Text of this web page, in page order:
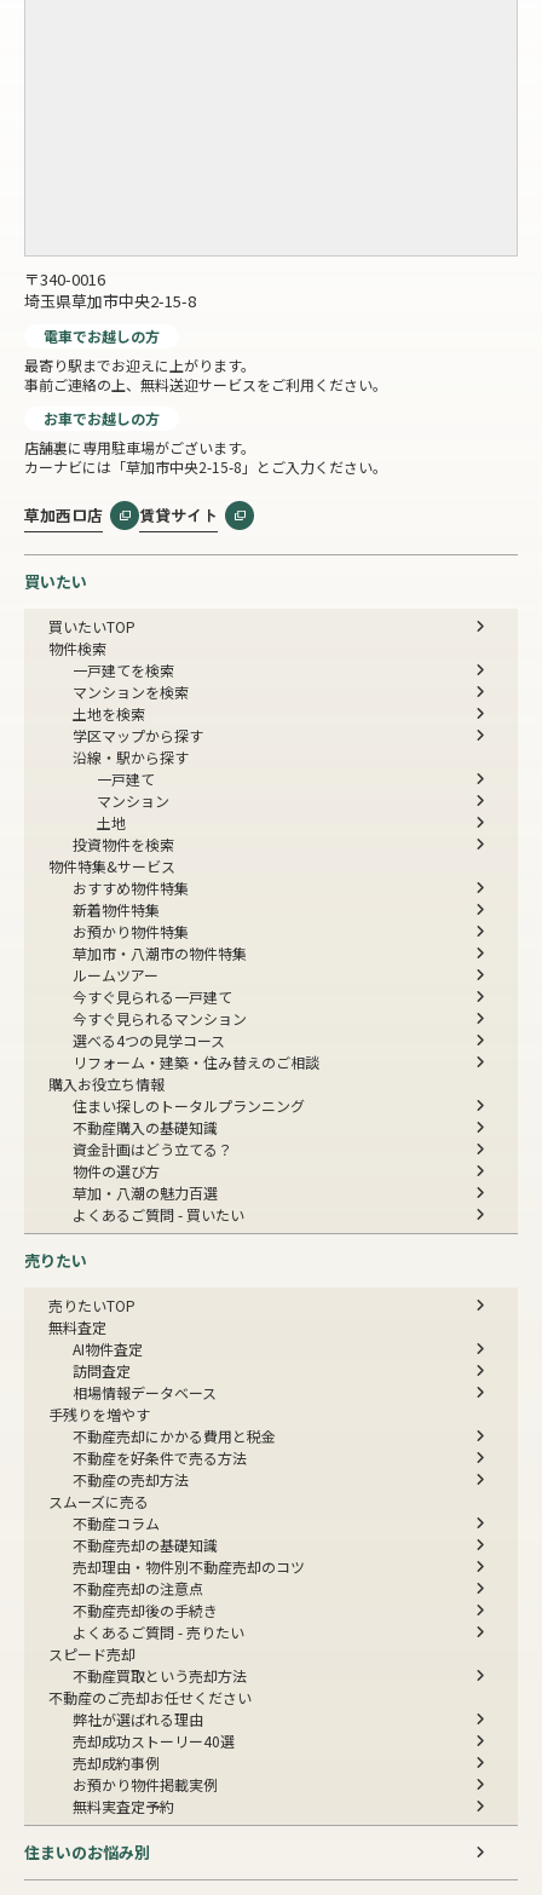
〒340-0016
埼玉県草加市中央2-15-8
電車でお越しの方
最寄り駅までお迎えに上がります。
事前ご連絡の上、無料送迎サービスをご利用ください。
お車でお越しの方
店舗裏に専用駐車場がございます。
カーナビには「草加市中央2-15-8」とご入力ください。
草加西口店 賃貸サイト
買いたい
買いたいTOP
物件検索
一戸建てを検索
マンションを検索
土地を検索
学区マップから探す
沿線・駅から探す
一戸建て
マンション
土地
投資物件を検索
物件特集&サービス
おすすめ物件特集
新着物件特集
お預かり物件特集
草加市・八潮市の物件特集
ルームツアー
今すぐ見られる一戸建て
今すぐ見られるマンション
選べる4つの見学コース
リフォーム・建築・住み替えのご相談
購入お役立ち情報
住まい探しのトータルプランニング
不動産購入の基礎知識
資金計画はどう立てる？
物件の選び方
草加・八潮の魅力百選
よくあるご質問 - 買いたい
売りたい
売りたいTOP
無料査定
AI物件査定
訪問査定
相場情報データベース
手残りを増やす
不動産売却にかかる費用と税金
不動産を好条件で売る方法
不動産の売却方法
スムーズに売る
不動産コラム
不動産売却の基礎知識
売却理由・物件別不動産売却のコツ
不動産売却の注意点
不動産売却後の手続き
よくあるご質問 - 売りたい
スピード売却
不動産買取という売却方法
不動産のご売却お任せください
弊社が選ばれる理由
売却成功ストーリー40選
売却成約事例
お預かり物件掲載実例
無料実査定予約
住まいのお悩み別